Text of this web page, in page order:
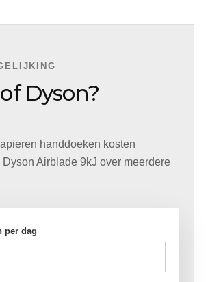
Dyson?
handdoeken kosten
Airblade 9kJ over meerdere
per dag